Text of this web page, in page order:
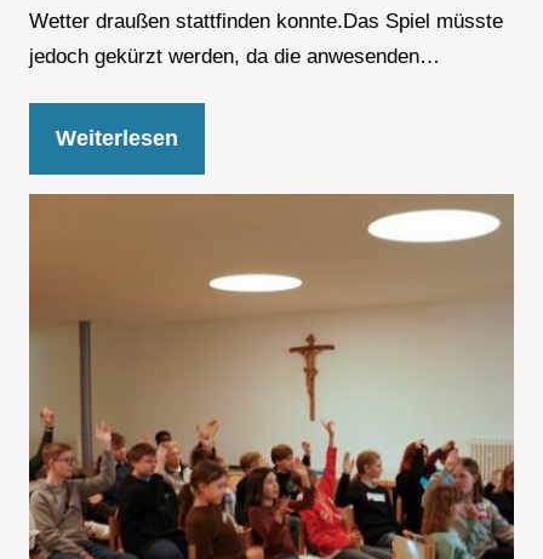
Wetter draußen stattfinden konnte.Das Spiel müsste
jedoch gekürzt werden, da die anwesenden…
Weiterlesen